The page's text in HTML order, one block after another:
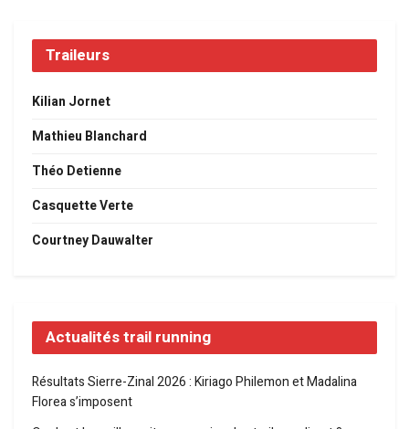
Traileurs
Kilian Jornet
Mathieu Blanchard
Théo Detienne
Casquette Verte
Courtney Dauwalter
Actualités trail running
Résultats Sierre-Zinal 2026 : Kiriago Philemon et Madalina
Florea s’imposent